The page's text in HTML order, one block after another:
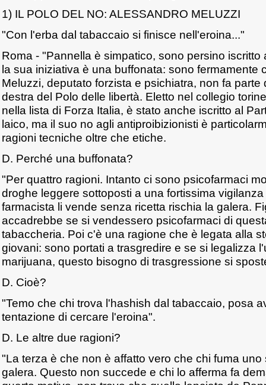
1) IL POLO DEL NO: ALESSANDRO MELUZZI
"Con l'erba dal tabaccaio si finisce nell'eroina..."
Roma - "Pannella è simpatico, sono persino iscritto
la sua iniziativa è una buffonata: sono fermamente
Meluzzi, deputato forzista e psichiatra, non fa parte
destra del Polo delle libertà. Eletto nel collegio
nella lista di Forza Italia, è stato anche iscritto al
laico, ma il suo no agli antiproibizionisti è
ragioni tecniche oltre che etiche.
D. Perché una buffonata?
"Per quattro ragioni. Intanto ci sono psicofarmaci
droghe leggere sottoposti a una fortissima
farmacista li vende senza ricetta rischia la galera.
accadrebbe se si vendessero psicofarmaci di
tabaccheria. Poi c'è una ragione che è legata alla
giovani: sono portati a trasgredire e se si legalizza
marijuana, questo bisogno di trasgressione si
D. Cioè?
"Temo che chi trova l'hashish dal tabaccaio, posa
tentazione di cercare l'eroina".
D. Le altre due ragioni?
"La terza è che non è affatto vero che chi fuma
galera. Questo non succede e chi lo afferma fa